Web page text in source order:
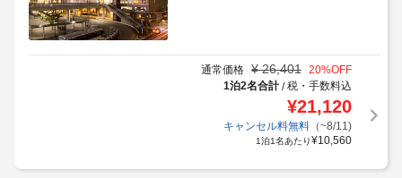
通常価格 ¥ 26,401 20%OFF
1泊2名合計/税・手数料込
¥21,120
キャンセル料無料（~8/11)
1泊1名あたり¥10,560